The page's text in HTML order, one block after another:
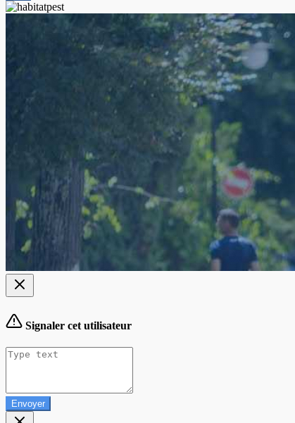
Signaler cet utilisateur
Envoyer